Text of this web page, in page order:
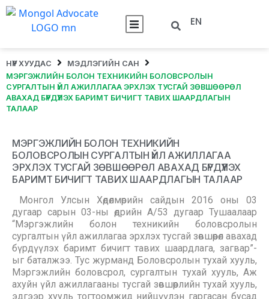
EN
НҮҮР ХУУДАС
МЭДЛЭГИЙН САН
МЭРГЭЖЛИЙН БОЛОН ТЕХНИКИЙН БОЛОВСРОЛЫН
СУРГАЛТЫН ҮЙЛ АЖИЛЛАГАА ЭРХЛЭХ ТУСГАЙ ЗӨВШӨӨРӨЛ
АВАХАД БҮРДҮҮЛЭХ БАРИМТ БИЧИГТ ТАВИХ ШААРДЛАГЫН
ТАЛААР
МЭРГЭЖЛИЙН БОЛОН ТЕХНИКИЙН
БОЛОВСРОЛЫН СУРГАЛТЫН ҮЙЛ АЖИЛЛАГАА
ЭРХЛЭХ ТУСГАЙ ЗӨВШӨӨРӨЛ АВАХАД БҮРДҮҮЛЭХ
БАРИМТ БИЧИГТ ТАВИХ ШААРДЛАГЫН ТАЛААР
Монгол Улсын Хөдөлмөрийн сайдын 2016 оны 03
дугаар сарын 03-ны өдрийн А/53 дугаар Тушаалаар
“Мэргэжлийн болон техникийн боловсролын
сургалтын үйл ажиллагаа эрхлэх тусгай зөвшөөрөл авахад
бүрдүүлэх баримт бичигт тавих шаардлага, загвар”-
ыг баталжээ. Тус журманд Боловсролын тухай хууль,
Мэргэжлийн боловсрол, сургалтын тухай хууль, Аж
ахуйн үйл ажиллагааны тусгай зөвшөөрлийн тухай хууль,
эдгээр хууль тогтоомжид нийцүүлэн гаргасан бусад